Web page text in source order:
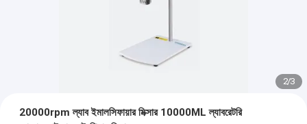
2/3
20000rpm ল্যাব ইমালসিফায়ার মিক্সার 10000ML ল্যাবরেটরি